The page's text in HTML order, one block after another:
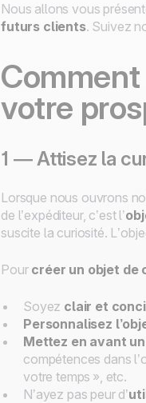
Nous allons vous
futurs clients. Suivez
votre
1 — Attisez la
Lorsque nous ouvrons
de l’expéditeur, c’est l’
suscite la curiosité.
Pour créer un objet de
Soyez clair et
Personnalisez
Mettez en avant
compétences dans
votre temps », etc.
N’ayez pas peur d’